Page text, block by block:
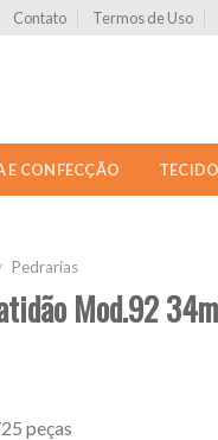
Contato Termos de Uso
E CONFECÇÃO
Pedrarias
Mod.92
peças